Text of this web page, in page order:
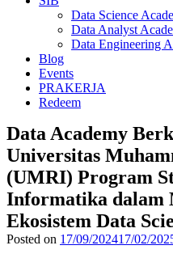
Data Science
Data Analyst
Data Engineering
Blog
Events
PRAKERJA
Redeem
Data Academy
Universitas
(UMRI) Program
Informatika dalam
Ekosistem Data
Posted on 17/09/202417/02/